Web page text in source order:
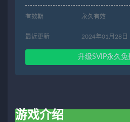
有效期 永久有效
最近更新 2024年01月28日
升级SVIP永久免
游戏介绍